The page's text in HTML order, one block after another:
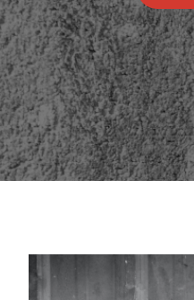
Presse
Affiliés
Blog
Contact
Fonctionnalités